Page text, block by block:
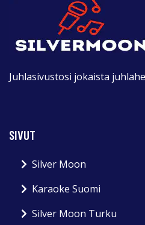
Juhlasivustosi jokaista
SIVUT
Silver Moon
Karaoke Suomi
Silver Moon Turku